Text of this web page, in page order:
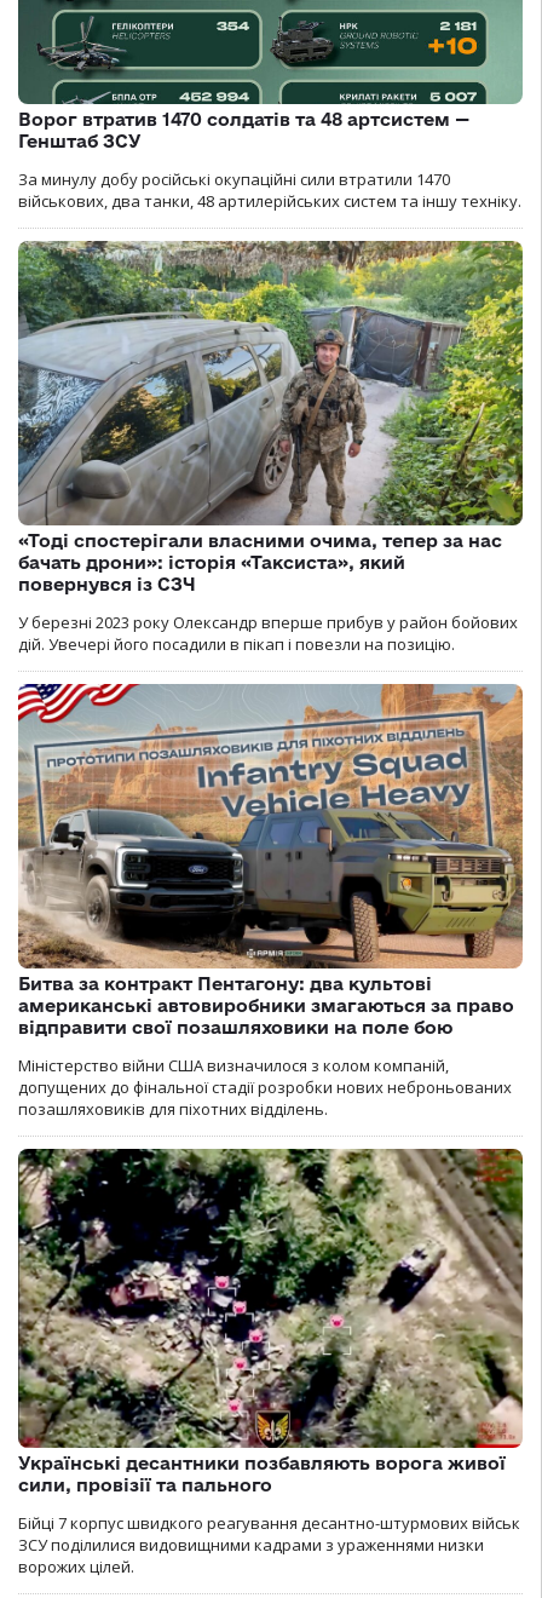
Ворог втратив 1470 солдатів та 48 артсистем —
Генштаб ЗСУ
За минулу добу російські окупаційні сили втратили 1470
військових, два танки, 48 артилерійських систем та іншу техніку.
«Тоді спостерігали власними очима, тепер за нас
бачать дрони»: історія «Таксиста», який
повернувся із СЗЧ
У березні 2023 року Олександр вперше прибув у район бойових
дій. Увечері його посадили в пікап і повезли на позицію.
Битва за контракт Пентагону: два культові
американські автовиробники змагаються за право
відправити свої позашляховики на поле бою
Міністерство війни США визначилося з колом компаній,
допущених до фінальної стадії розробки нових неброньованих
позашляховиків для піхотних відділень.
Українські десантники позбавляють ворога живої
сили, провізії та пального
Бійці 7 корпус швидкого реагування десантно-штурмових військ
ЗСУ поділилися видовищними кадрами з ураженнями низки
ворожих цілей.